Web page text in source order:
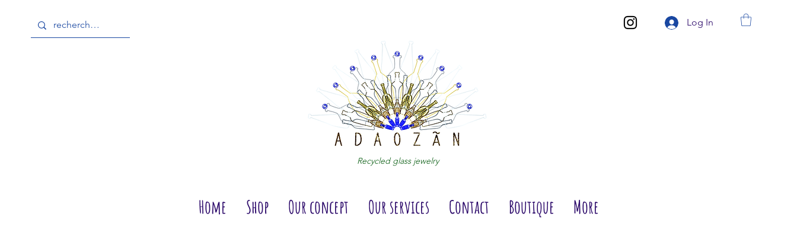
Log In
Home Shop Our concept Our services Contact Boutique More
Recycled glass jewelry